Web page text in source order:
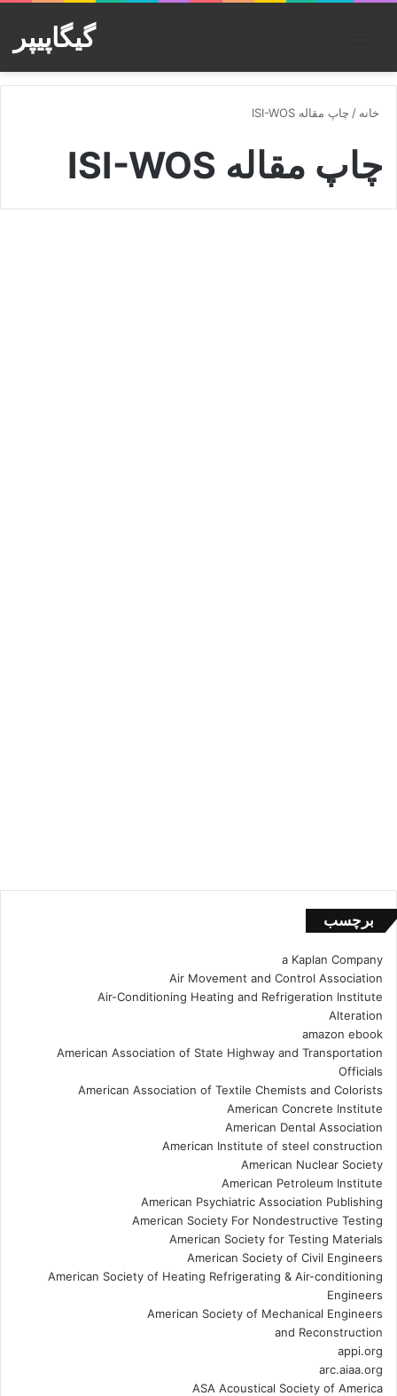
گیگاپیپر
خانه / چاپ مقاله ISI-WOS
چاپ مقاله ISI-WOS
برچسب
a Kaplan Company
Air Movement and Control Association
Air-Conditioning Heating and Refrigeration Institute
Alteration
amazon ebook
American Association of State Highway and Transportation
Officials
American Association of Textile Chemists and Colorists
American Concrete Institute
American Dental Association
American Institute of steel construction
American Nuclear Society
American Petroleum Institute
American Psychiatric Association Publishing
American Society For Nondestructive Testing
American Society for Testing Materials
American Society of Civil Engineers
American Society of Heating Refrigerating & Air-conditioning
Engineers
American Society of Mechanical Engineers
and Reconstruction
appi.org
arc.aiaa.org
ASA Acoustical Society of America